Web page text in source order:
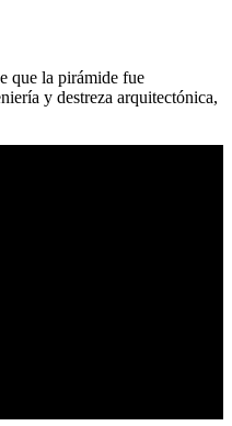
que la pirámide fue
y destreza arquitectónica,